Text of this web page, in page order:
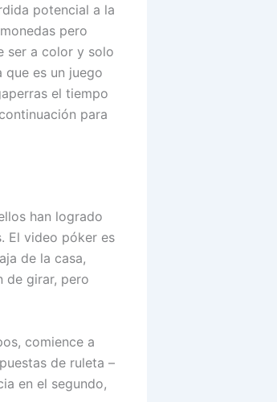
potencial a la
pero
ser a color y solo
es un juego
el tiempo
para
han logrado
El video póker es
de la casa,
de girar, pero
comience a
de ruleta –
en el segundo,